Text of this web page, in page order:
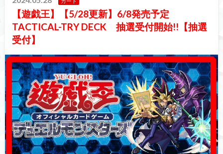
【遊戯王】【5/28更新】6/8発売予定
TACTICAL-TRY DECK 抽選受付開始!!【抽選
受付】